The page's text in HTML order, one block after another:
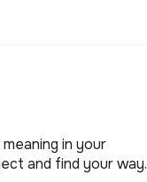
in your
and find your way.